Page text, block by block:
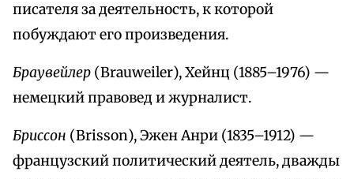
писателя за деятельность, к которой
побуждают его произведения.
Браувейлер (Brauweiler), Хейнц (1885–1976) —
немецкий правовед и журналист.
Бриссон (Brisson), Эжен Анри (1835–1912) —
французский политический деятель, дважды